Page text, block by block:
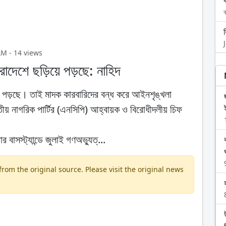
- 14 views
ছড়িয়ে পড়ছে: নাহিদ
পড়ছে। তাই মাদক কারবারিদের বন্ধ করে আইনশৃঙ্খলা
নাগরিক পার্টির (এনসিপি) আহ্বায়ক ও বিরোধীদলীয় চিফ
বাসস্ট্যান্ডে জুলাই গণঅভ্যুত্...
the original source. Please visit the original news